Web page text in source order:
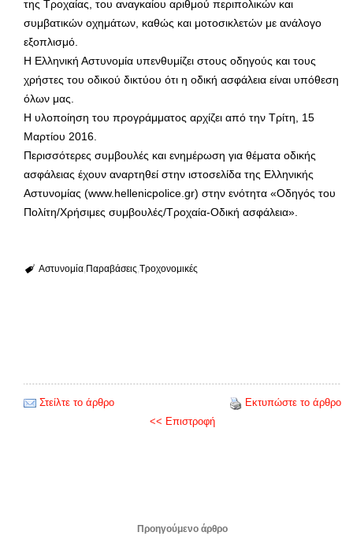
της Τροχαίας, του αναγκαίου αριθμού περιπολικών και
συμβατικών οχημάτων, καθώς και μοτοσικλετών με ανάλογο
εξοπλισμό.
Η Ελληνική Αστυνομία υπενθυμίζει στους οδηγούς και τους
χρήστες του οδικού δικτύου ότι η οδική ασφάλεια είναι υπόθεση
όλων μας.
Η υλοποίηση του προγράμματος αρχίζει από την Τρίτη, 15
Μαρτίου 2016.
Περισσότερες συμβουλές και ενημέρωση για θέματα οδικής
ασφάλειας έχουν αναρτηθεί στην ιστοσελίδα της Ελληνικής
Αστυνομίας (www.hellenicpolice.gr) στην ενότητα «Οδηγός του
Πολίτη/Χρήσιμες συμβουλές/Τροχαία-Οδική ασφάλεια».
Αστυνομία Παραβάσεις Τροχονομικές
Στείλτε το άρθρο
Εκτυπώστε το άρθρο
<< Επιστροφή
Προηγούμενο άρθρο